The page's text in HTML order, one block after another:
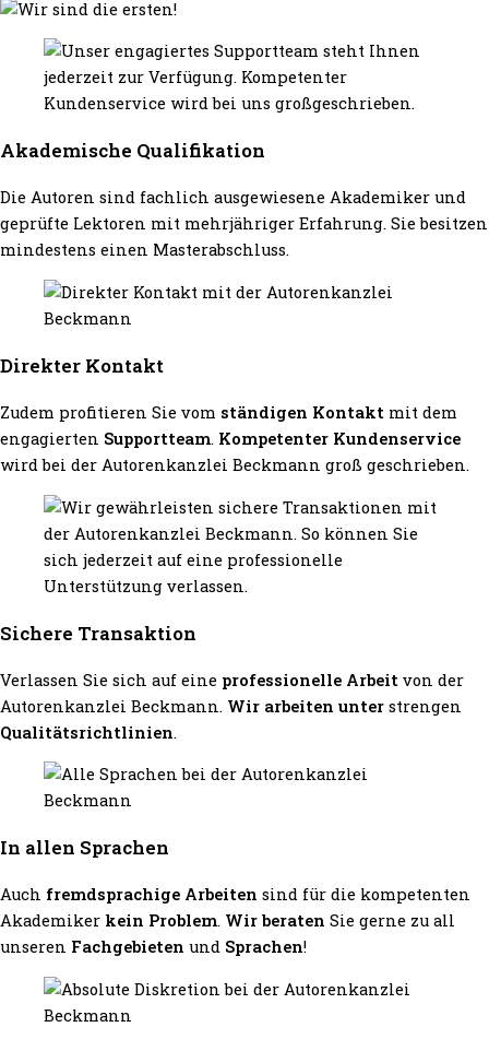
Akademische Qualifikation
Die Autoren sind fachlich ausgewiesene Akademiker und
geprüfte Lektoren mit mehrjähriger Erfahrung. Sie besitzen
mindestens einen Masterabschluss.
Direkter Kontakt
Zudem profitieren Sie vom ständigen Kontakt mit dem
engagierten Supportteam. Kompetenter Kundenservice
wird bei der Autorenkanzlei Beckmann groß geschrieben.
Sichere Transaktion
Verlassen Sie sich auf eine professionelle Arbeit von der
Autorenkanzlei Beckmann. Wir arbeiten unter strengen
Qualitätsrichtlinien.
In allen Sprachen
Auch fremdsprachige Arbeiten sind für die kompetenten
Akademiker kein Problem. Wir beraten Sie gerne zu all
unseren Fachgebieten und Sprachen!